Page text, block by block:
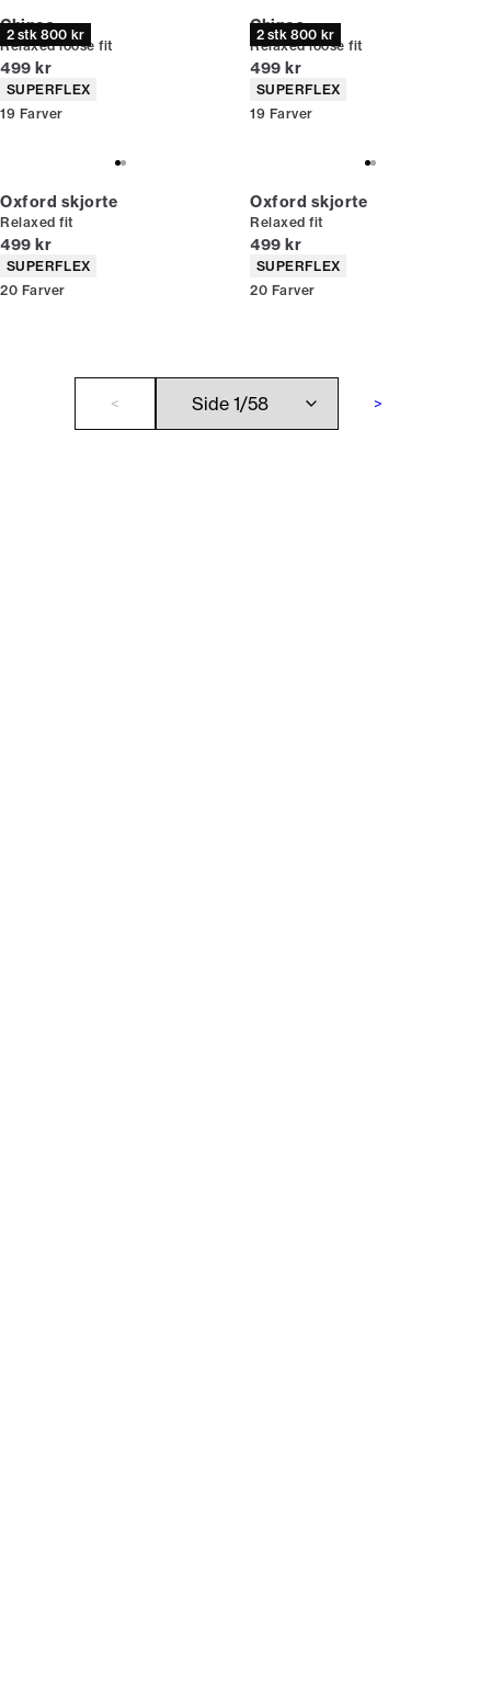
2 stk 800 kr
Chinos
Relaxed loose fit
I alt (inkl. rabat)
499 kr
Produkt egenskaber
SUPERFLEX
19 Farver
2 stk 800 kr
Chinos
Relaxed loose fit
I alt (inkl. rabat)
499 kr
Produkt egenskaber
SUPERFLEX
19 Farver
Oxford skjorte
Relaxed fit
I alt (inkl. rabat)
499 kr
Produkt egenskaber
SUPERFLEX
20 Farver
Oxford skjorte
Relaxed fit
I alt (inkl. rabat)
499 kr
Produkt egenskaber
SUPERFLEX
20 Farver